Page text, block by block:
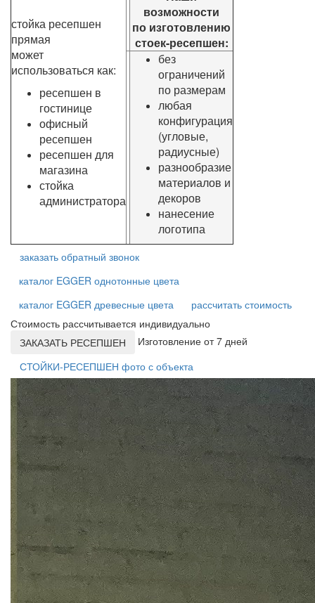
стойка ресепшен
прямая
может
использоваться как:
ресепшен в
гостинице
офисный
ресепшен
ресепшен для
магазина
стойка
администратора
возможности
по изготовлению
стоек-ресепшен:
без
ограничений
по размерам
любая
конфигурация
(угловые,
радиусные)
разнообразие
материалов и
декоров
нанесение
логотипа
заказать обратный звонок
каталог EGGER однотонные цвета
каталог EGGER древесные цвета
рассчитать стоимость
Стоимость рассчитывается индивидуально
ЗАКАЗАТЬ РЕСЕПШЕН
Изготовление от 7 дней
СТОЙКИ-РЕСЕПШЕН фото с объекта